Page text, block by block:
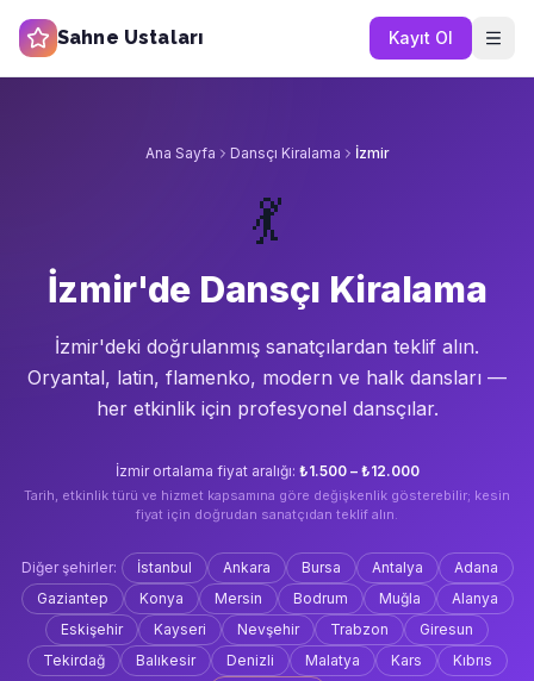
Sahne Ustaları Kayıt Ol
Ana Sayfa Dansçı Kiralama İzmir
💃
İzmir'de Dansçı Kiralama
İzmir'deki doğrulanmış sanatçılardan teklif alın.
Oryantal, latin, flamenko, modern ve halk dansları —
her etkinlik için profesyonel dansçılar.
İzmirortalama fiyat aralığı: ₺1.500 – ₺12.000
Tarih, etkinlik türü ve hizmet kapsamına göre değişkenlik gösterebilir; kesin
fiyat için doğrudan sanatçıdan teklif alın.
Diğer şehirler: İstanbul Ankara Bursa Antalya
Adana
Gaziantep
Konya Mersin Bodrum Muğla
Alanya
Eskişehir
Kayseri Nevşehir Trabzon
Giresun
Tekirdağ
Balıkesir Denizli Malatya Kars
Kıbrıs